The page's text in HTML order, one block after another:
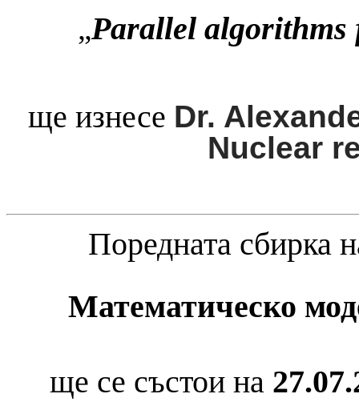
„Parallel algorithms
ще изнесе Dr.
Nuclear
Поредната сбирка
Математическо
ще се състои на